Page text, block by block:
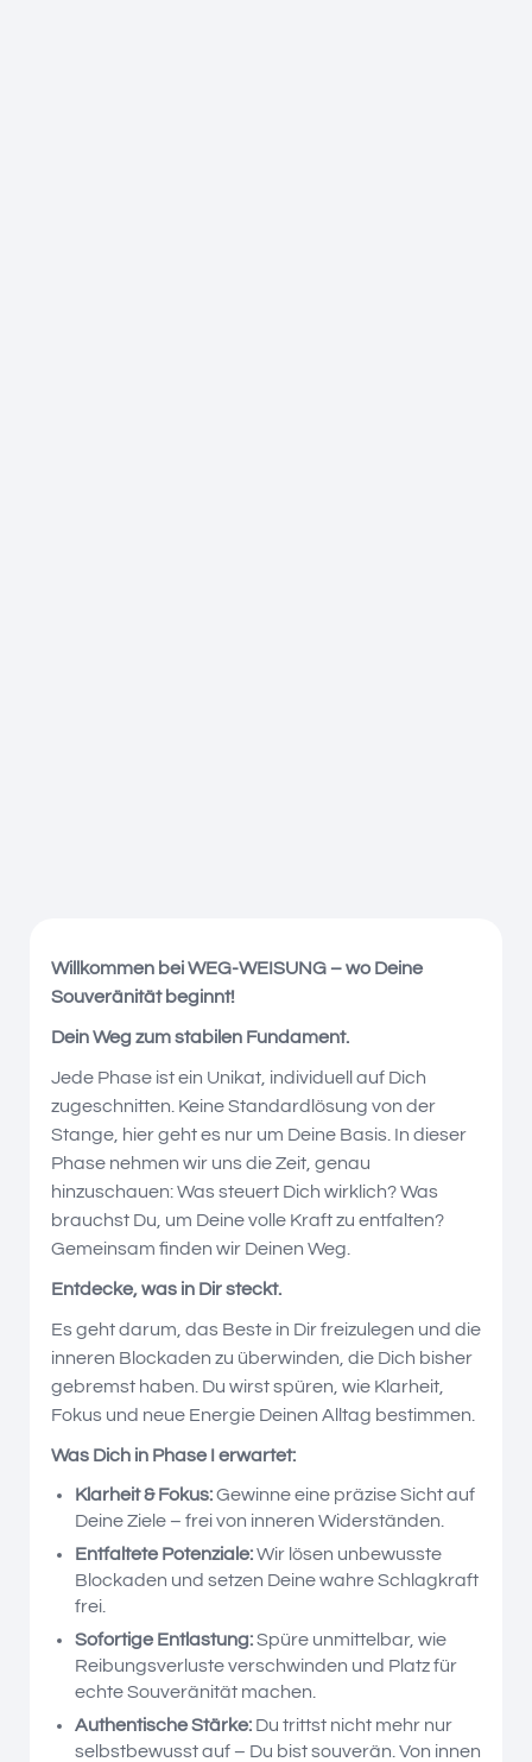
Willkommen bei WEG-WEISUNG – wo Deine
Souveränität beginnt!
Dein Weg zum stabilen Fundament.
Jede Phase ist ein Unikat, individuell auf Dich
zugeschnitten. Keine Standardlösung von der
Stange, hier geht es nur um Deine Basis. In dieser
Phase nehmen wir uns die Zeit, genau
hinzuschauen: Was steuert Dich wirklich? Was
brauchst Du, um Deine volle Kraft zu entfalten?
Gemeinsam finden wir Deinen Weg.
Entdecke, was in Dir steckt.
Es geht darum, das Beste in Dir freizulegen und die
inneren Blockaden zu überwinden, die Dich bisher
gebremst haben. Du wirst spüren, wie Klarheit,
Fokus und neue Energie Deinen Alltag bestimmen.
Was Dich in Phase I erwartet:
Klarheit & Fokus:Gewinne eine präzise Sicht auf
Deine Ziele – frei von inneren Widerständen.
Entfaltete Potenziale:Wir lösen unbewusste
Blockaden und setzen Deine wahre Schlagkraft
frei.
Sofortige Entlastung:Spüre unmittelbar, wie
Reibungsverluste verschwinden und Platz für
echte Souveränität machen.
Authentische Stärke: Du trittst nicht mehr nur
selbstbewusst auf – Du bist souverän. Von innen